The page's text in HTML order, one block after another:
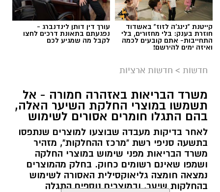
צילום: דוברות איחוד הצלה
תאונת דרכים עם מעורבות חמישה כלי רכב אירעה
היום בכביש 4 לכיוון דרום, סמוך לצומת עד הלום.
לזירה הוזעקו צוותי הרפואה של מד”א ואיחוד
הצלה, שהעניקו טיפול רפואי לשבעה נפגעים במצב
קל. שניים מהפצועים פונו באמבולנס של איחוד
קייטנת "נינג'ה לזוז" באשדוד
חוזרת בענק: בלי מחזורים, בלי
התחייבות- אתם קובעים לכמה
ואיזה ימים להירשם!
עורך דין דותן לינדנברג -
נפגעתם בתאונת דרכים לחצו
לקבל מה שמגיע לכם
חדשות > חדשות ארציות
משרד הבריאות באזהרה חמורה - אל
תשמשו במוצרי החלקת השיער האלה,
בהם התגלו חומרים אסורים לשימוש
לאחר בדיקות מעבדה שבוצעו למוצרים שנתפסו
בתשעה סניפי רשת "מרכז ההחלקות", מזהיר
משרד הבריאות מפני שימוש במוצרי החלקה
ושמפו שאינם רשומים כחוק. בחלק מהמוצרים
נמצאה חומצה גליאוקסילית האסורה לשימוש
בהחלקות שיער, ובמוצרים נוספים התגלה